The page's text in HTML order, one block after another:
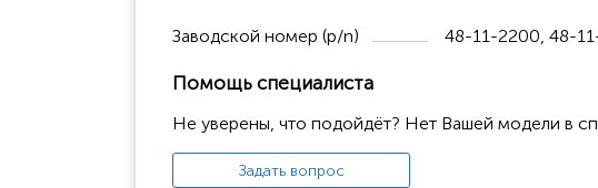
Заводской номер (p/n) 48-11-2200, 48-
Помощь специалиста
Не уверены, что подойдёт? Нет Вашей модели в
Задать вопрос